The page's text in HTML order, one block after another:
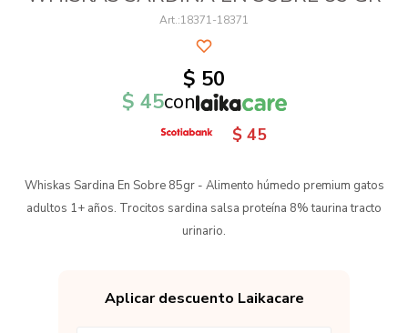
18371-18371
$ 50
$ 45con
$ 45
Whiskas Sardina En Sobre 85gr - Alimento húmedo premium gatos
adultos 1+ años. Trocitos sardina salsa proteína 8% taurina tracto
urinario.
Aplicar descuento Laikacare